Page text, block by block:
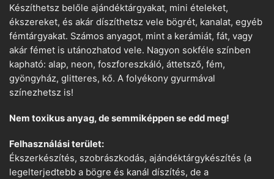
Készíthetsz belőle ajándéktárgyakat, mini ételeket,
ékszereket, és akár díszíthetsz vele bögrét, kanalat, egyéb
fémtárgyakat. Számos anyagot, mint a kerámiát, fát, vagy
akár fémet is utánozhatod vele. Nagyon sokféle színben
kapható: alap, neon, foszforeszkáló, áttetsző, fém,
gyöngyház, glitteres, kő. A folyékony gyurmával
színezhetsz is!
Nem toxikus anyag, de semmiképpen se edd meg!
Felhasználási terület:
Ékszerkészítés, szobrászkodás, ajándéktárgykészítés (a
legelterjedtebb a bögre és kanál díszítés, de a